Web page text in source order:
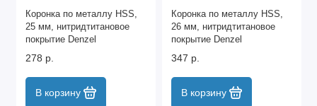
Коронка по металлу HSS,
25 мм, нитридтитановое
покрытие Denzel
278 р.
В корзину
Коронка по металлу HSS,
26 мм, нитридтитановое
покрытие Denzel
347 р.
В корзину